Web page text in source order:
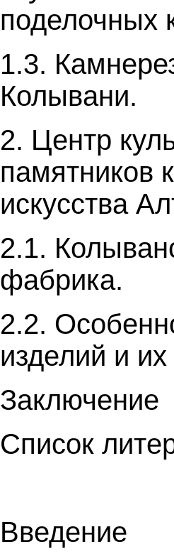
поделочных
1.3.
Колывани.
2. Центр
памятников
искусства
2.1.
фабрика.
2.2.
изделий и
Заключение
Список
Введение